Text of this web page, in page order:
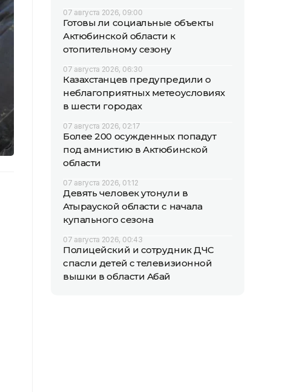
07 августа 2026, 09:00
Готовы ли социальные объекты
Актюбинской области к
отопительному сезону
07 августа 2026, 06:30
Казахстанцев предупредили о
неблагоприятных метеоусловиях
в шести городах
07 августа 2026, 02:17
Более 200 осужденных попадут
под амнистию в Актюбинской
области
07 августа 2026, 01:12
Девять человек утонули в
Атырауской области с начала
купального сезона
07 августа 2026, 00:43
Полицейский и сотрудник ДЧС
спасли детей с телевизионной
вышки в области Абай